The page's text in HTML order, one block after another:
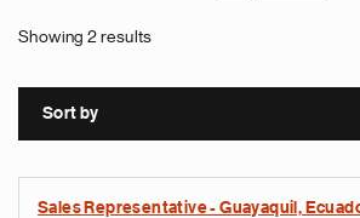
Showing 2 results
Sort by
Sales Representative - Guayaquil,